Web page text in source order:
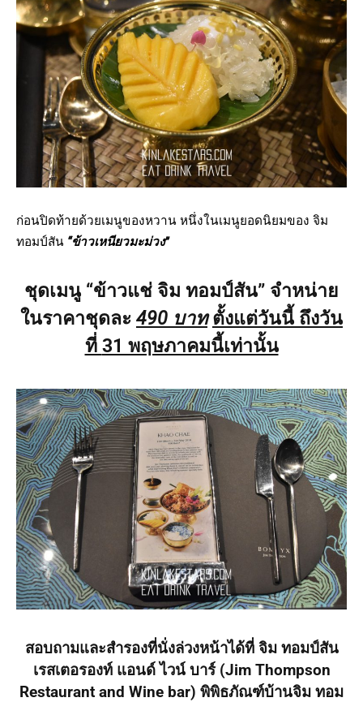
ก่อนปิดท้ายด้วยเมนูของหวาน หนึ่งในเมนูยอดนิยมของ จิม
ทอมป์สัน “ข้าวเหนียวมะม่วง”
ชุดเมนู “ข้าวแช่ จิม ทอมป์สัน” จำหน่าย
ในราคาชุดละ 490 บาท ตั้งแต่วันนี้ ถึงวัน
ที่ 31 พฤษภาคมนี้เท่านั้น
สอบถามและสำรองที่นั่งล่วงหน้าได้ที่ จิม ทอมป์สัน
เรสเตอรองท์ แอนด์ ไวน์ บาร์ (Jim Thompson
Restaurant and Wine bar) พิพิธภัณฑ์บ้านจิม ทอม